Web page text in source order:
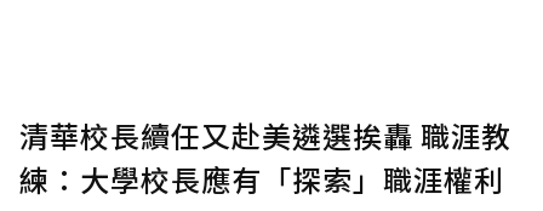
清華校長續任又赴美遴選挨轟 職涯教
練：大學校長應有「探索」職涯權利